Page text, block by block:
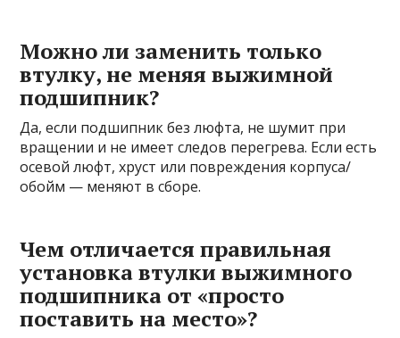
Можно ли заменить только
втулку, не меняя выжимной
подшипник?
Да, если подшипник без люфта, не шумит при
вращении и не имеет следов перегрева. Если есть
осевой люфт, хруст или повреждения корпуса/
обойм — меняют в сборе.
Чем отличается правильная
установка втулки выжимного
подшипника от «просто
поставить на место»?